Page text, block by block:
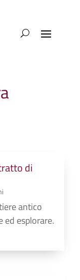
di
antico
ed esplorare.